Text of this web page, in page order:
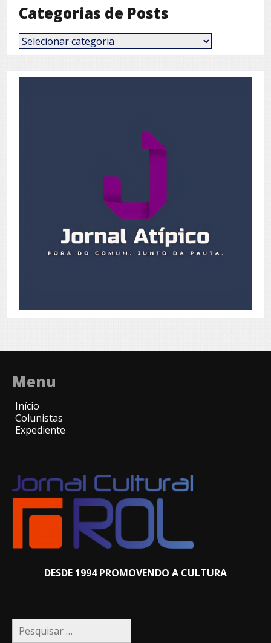
Categorias de Posts
Categorias
de
Menu
Início
Colunistas
Expediente
DESDE 1994 PROMOVENDO A CULTURA
Pesquisar
por: